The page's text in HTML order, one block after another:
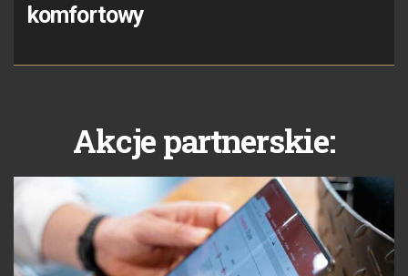
komfortowy
Akcje partnerskie: